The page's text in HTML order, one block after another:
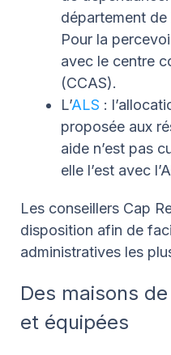
département
Pour la
avec le centre
(CCAS).
L’ALS :
proposée aux
aide n’est pas
elle l’est avec
Les conseillers Cap
disposition afin de
administratives les
Des maisons
et équipées